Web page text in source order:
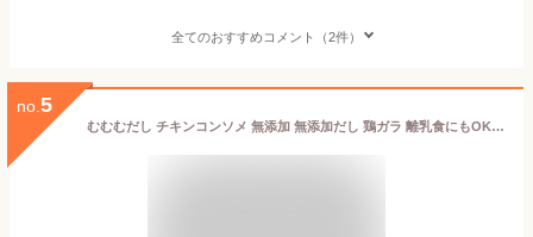
全てのおすすめコメント（2件）
no. 5
むむむだし チキンコンソメ 無添加 無添加だし 鶏ガラ 離乳食にもOK 化学調味料 酵母エキス 不使用